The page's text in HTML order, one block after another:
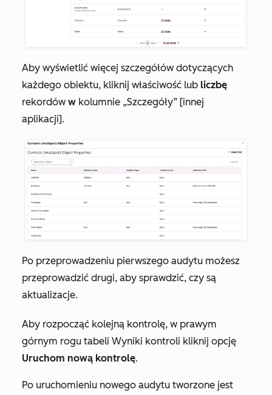
Aby wyświetlić więcej szczegółów dotyczących
każdego obiektu, kliknij właściwość lub liczbę
rekordów w kolumnie „Szczegóły” [innej
aplikacji].
Po przeprowadzeniu pierwszego audytu możesz
przeprowadzić drugi, aby sprawdzić, czy są
aktualizacje.
Aby rozpocząć kolejną kontrolę, w prawym
górnym rogu tabeli Wyniki kontroli kliknij opcję
Uruchom nową kontrolę.
Po uruchomieniu nowego audytu tworzone jest